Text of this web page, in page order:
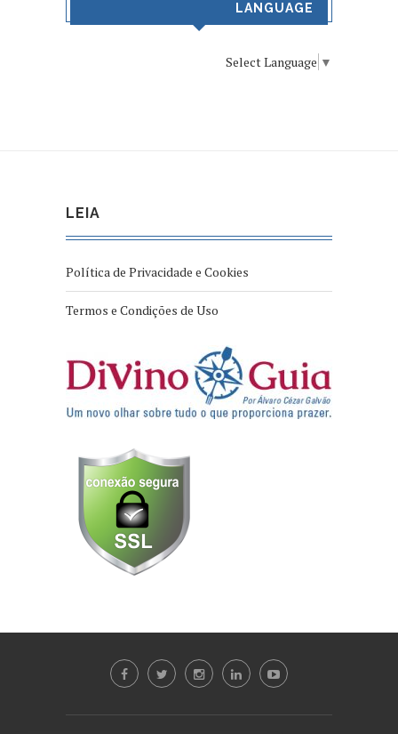
LANGUAGE
Select Language ▼
LEIA
Política de Privacidade e Cookies
Termos e Condições de Uso